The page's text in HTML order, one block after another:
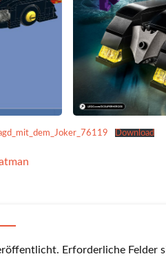
Download
Erforderliche Felder